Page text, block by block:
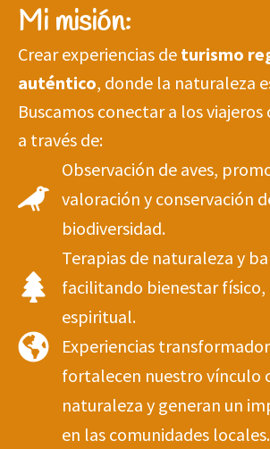
Mi misión:
Crear experiencias de turismo
auténtico, donde la naturaleza
Buscamos conectar a los
a través de:
Observación de aves,
valoración y conservación
biodiversidad.
Terapias de naturaleza y
facilitando bienestar físico,
espiritual.
Experiencias
fortalecen nuestro vínculo
naturaleza y generan un
en las comunidades locales.